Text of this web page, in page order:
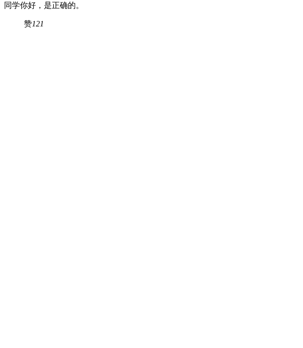
同学你好，是正确的。
赞121